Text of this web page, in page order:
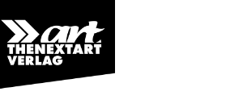
Zur
Navigation
springen
Zum
Inhalt
springen